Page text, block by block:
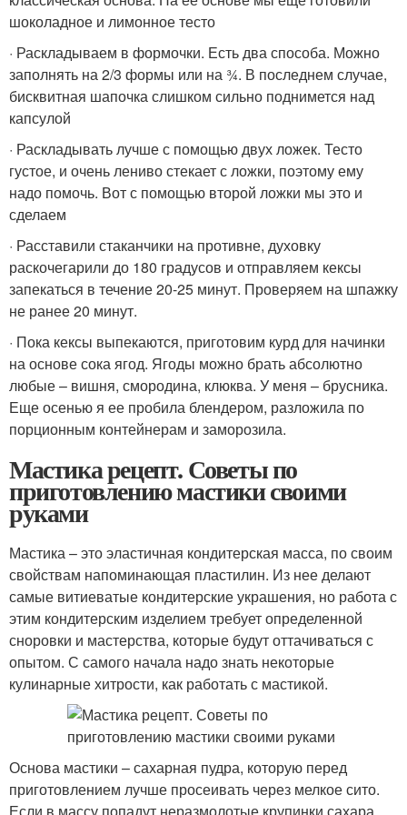
шоколадное и лимонное тесто
· Раскладываем в формочки. Есть два способа. Можно
заполнять на 2/3 формы или на ¾. В последнем случае,
бисквитная шапочка слишком сильно поднимется над
капсулой
· Раскладывать лучше с помощью двух ложек. Тесто
густое, и очень лениво стекает с ложки, поэтому ему
надо помочь. Вот с помощью второй ложки мы это и
сделаем
· Расставили стаканчики на противне, духовку
раскочегарили до 180 градусов и отправляем кексы
запекаться в течение 20-25 минут. Проверяем на шпажку
не ранее 20 минут.
· Пока кексы выпекаются, приготовим курд для начинки
на основе сока ягод. Ягоды можно брать абсолютно
любые – вишня, смородина, клюква. У меня – брусника.
Еще осенью я ее пробила блендером, разложила по
порционным контейнерам и заморозила.
Мастика рецепт. Советы по
приготовлению мастики своими
руками
Мастика – это эластичная кондитерская масса, по своим
свойствам напоминающая пластилин. Из нее делают
самые витиеватые кондитерские украшения, но работа с
этим кондитерским изделием требует определенной
сноровки и мастерства, которые будут оттачиваться с
опытом. С самого начала надо знать некоторые
кулинарные хитрости, как работать с мастикой.
Основа мастики – сахарная пудра, которую перед
приготовлением лучше просеивать через мелкое сито.